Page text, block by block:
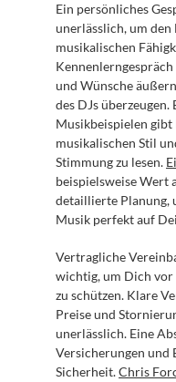
Ein persönliches
unerlässlich, um den
musikalischen
und Wünsche
des DJs
Musikbeispielen
musikalischen Stil
Stimmung zu lesen.
beispielsweise Wert
detaillierte Planung,
Musik perfekt auf
Vertragliche
wichtig, um Dich vor
zu schützen. Klare
Preise und
unerlässlich. Eine
Versicherungen und
Sicherheit. Chris